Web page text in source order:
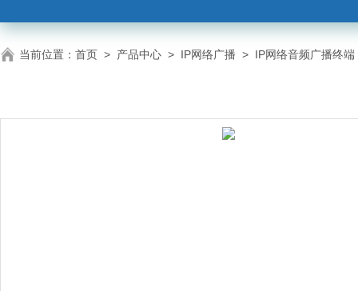
当前位置： 首页 > 产品中心 > IP网络广播 > IP网络音频广播终端